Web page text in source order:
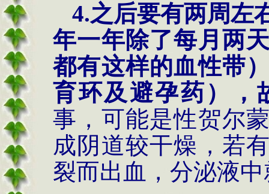
4.之后要有两周左
年一年除了每月两
都有这样的血性带
育环及避孕药），
事，可能是性贺尔
成阴道较干燥，若
裂而出血，分泌液